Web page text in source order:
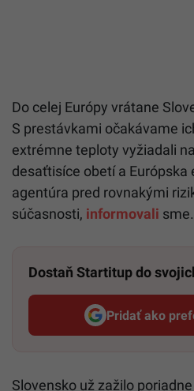
Do celej Európy vrátane
S prestávkami očakávame
extrémne teploty vyžiadali
desaťtisíce obetí a Európska
agentúra pred rovnakými
súčasnosti, informovali sme.
Dostaň Startitup do
Pridať ako
Slovensko už zažilo